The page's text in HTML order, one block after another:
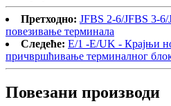
Претходно: JFBS 2-6/JFBS 3-
повезивање терминала
Следеће: E/1 -E/UK - Крајњи
причвршћивање терминалног
Повезани производи